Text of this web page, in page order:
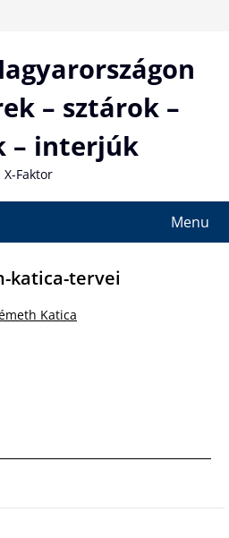
– sztárok –
– interjúk
X-Faktor
Menu
katica-tervei